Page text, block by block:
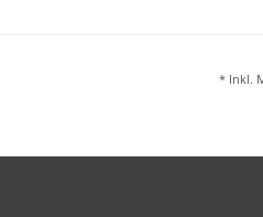
* Inkl.